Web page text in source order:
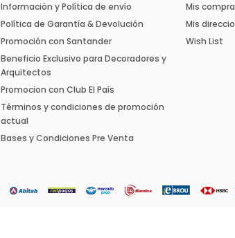
Información y Política de envío
Política de Garantía & Devolución
Promoción con Santander
Beneficio Exclusivo para Decoradores y
Arquitectos
Promocion con Club El País
Términos y condiciones de promoción
actual
Bases y Condiciones Pre Venta
Mis
Mis
Wish List